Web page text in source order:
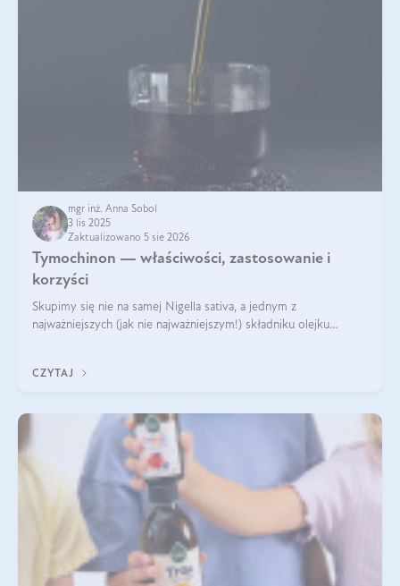
mgr inż. Anna Sobol
3 lis 2025
Zaktualizowano 5 sie 2026
Tymochinon — właściwości, zastosowanie i
korzyści
Skupimy się nie na samej Nigella sativa, a jednym z
najważniejszych (jak nie najważniejszym!) składniku olejku
CZYTAJ